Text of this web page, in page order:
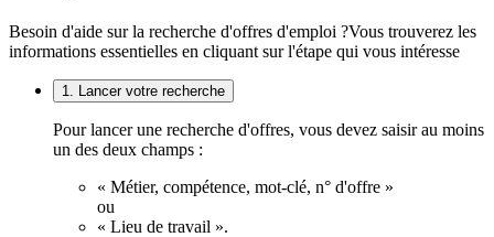
Besoin d'aide sur la recherche d'offres d'emploi ?Vous trouverez les
informations essentielles en cliquant sur l'étape qui vous intéresse
1. Lancer votre recherche
Pour lancer une recherche d'offres, vous devez saisir au moins
un des deux champs :
« Métier, compétence, mot-clé, n° d'offre »
ou
« Lieu de travail ».